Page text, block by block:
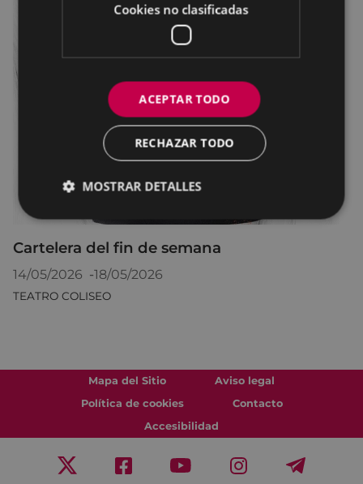
Cartelera del fin de semana
14/05/2026 -18/05/2026
TEATRO COLISEO
Mapa del Sitio
Aviso legal
Política de cookies
Contacto
Accesibilidad
Cookies no clasificadas
ACEPTAR TODO
RECHAZAR TODO
MOSTRAR DETALLES